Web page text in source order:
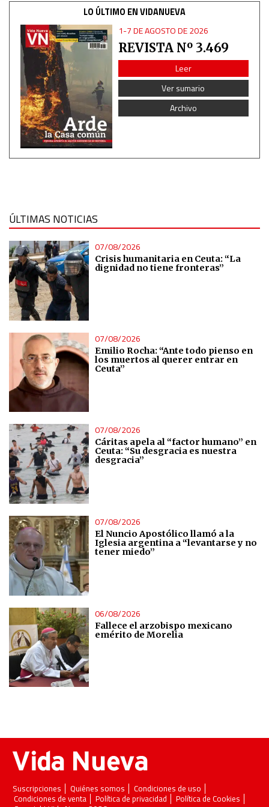
LO ÚLTIMO EN VIDANUEVA
1-7 DE AGOSTO DE 2026
REVISTA Nº 3.469
Leer
Ver sumario
Archivo
ÚLTIMAS NOTICIAS
07/08/2026
Crisis humanitaria en Ceuta: “La
dignidad no tiene fronteras”
07/08/2026
Emilio Rocha: “Ante todo pienso en
los muertos al querer entrar en
Ceuta”
07/08/2026
Cáritas apela al “factor humano” en
Ceuta: “Su desgracia es nuestra
desgracia”
07/08/2026
El Nuncio Apostólico llamó a la
Iglesia argentina a “levantarse y no
tener miedo”
06/08/2026
Fallece el arzobispo mexicano
emérito de Morelia
Suscripciones Quiénes somos
Condiciones de uso
Condiciones de venta
Política de privacidad
Política de Cookies
Use profiles to select personalised content
Measure advertising performance
Measure content performance
Understand audiences through statistics or combinations
of data from different sources
Use precise geolocation data
Identify devices based on information actively requested
Non-IAB processing purposes:
Essential
Analytical
Functional
Advertising